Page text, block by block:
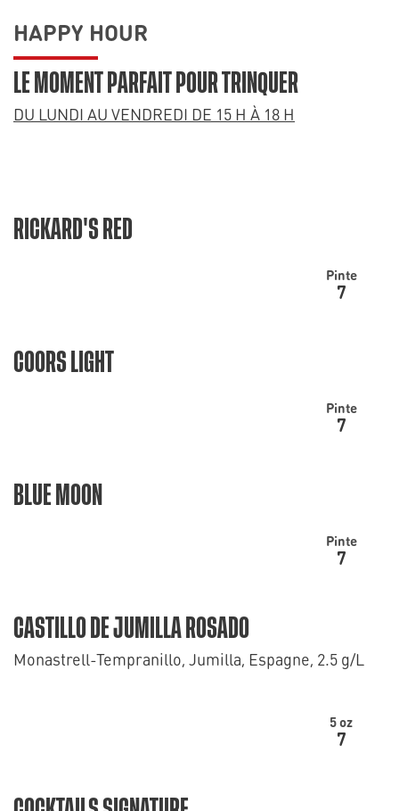
HAPPY HOUR
LE MOMENT PARFAIT POUR TRINQUER
DU LUNDI AU VENDREDI DE 15 H À 18 H
RICKARD'S RED
Pinte
7
COORS LIGHT
Pinte
7
BLUE MOON
Pinte
7
CASTILLO DE JUMILLA ROSADO
Monastrell-Tempranillo, Jumilla, Espagne, 2.5 g/L
5 oz
7